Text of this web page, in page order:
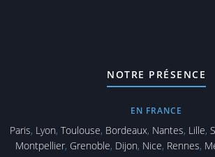
NOTRE PRÉSENCE
EN FRANCE
Paris, Lyon, Toulouse, Bordeaux, Nantes, Lille,
Montpellier, Grenoble, Dijon, Nice, Rennes,